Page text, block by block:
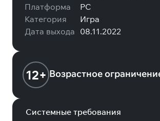
Платформа
PC
Категория
Игра
Дата выхода 08.11.2022
12+ Возрастное
Системные требования